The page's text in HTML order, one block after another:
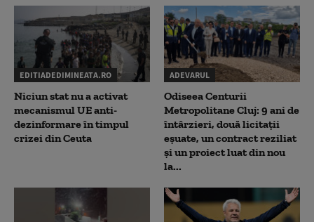
EDITIADEDIMINEATA.RO
Niciun stat nu a activat
mecanismul UE anti-
dezinformare în timpul
crizei din Ceuta
ADEVARUL
Odiseea Centurii
Metropolitane Cluj: 9 ani de
întârzieri, două licitații
eșuate, un contract reziliat
și un proiect luat din nou
la...